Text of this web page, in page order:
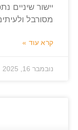
יישור שיניים
מסורבל
קרא עוד »
נובמבר 16, 2025